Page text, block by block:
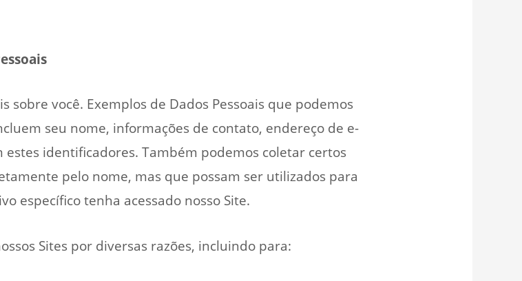
sobre você. Exemplos de Dados Pessoais que podemos
seu nome, informações de contato, endereço de e-
identificadores. Também podemos coletar certos
pelo nome, mas que possam ser utilizados para
específico tenha acessado nosso Site.
Sites por diversas razões, incluindo para: